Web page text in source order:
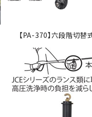
【PA-370】六段階切替